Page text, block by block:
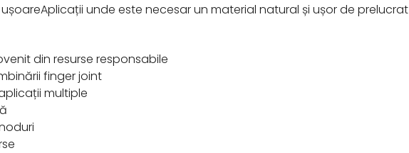
unde este necesar un material natural și ușor de prelucrat
din resurse responsabile
finger joint
multiple